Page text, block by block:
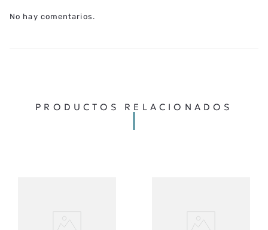
No hay comentarios.
PRODUCTOS RELACIONADOS